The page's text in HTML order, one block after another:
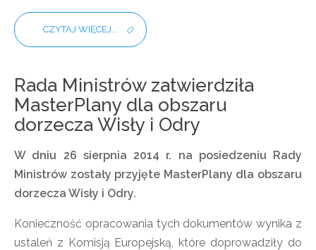
CZYTAJ WIĘCEJ...
Rada Ministrów zatwierdziła
MasterPlany dla obszaru
dorzecza Wisły i Odry
W dniu 26 sierpnia 2014 r. na posiedzeniu Rady
Ministrów zostały przyjęte MasterPlany dla obszaru
dorzecza Wisły i Odry.
Konieczność opracowania tych dokumentów wynika z
ustaleń z Komisją Europejską, które doprowadziły do